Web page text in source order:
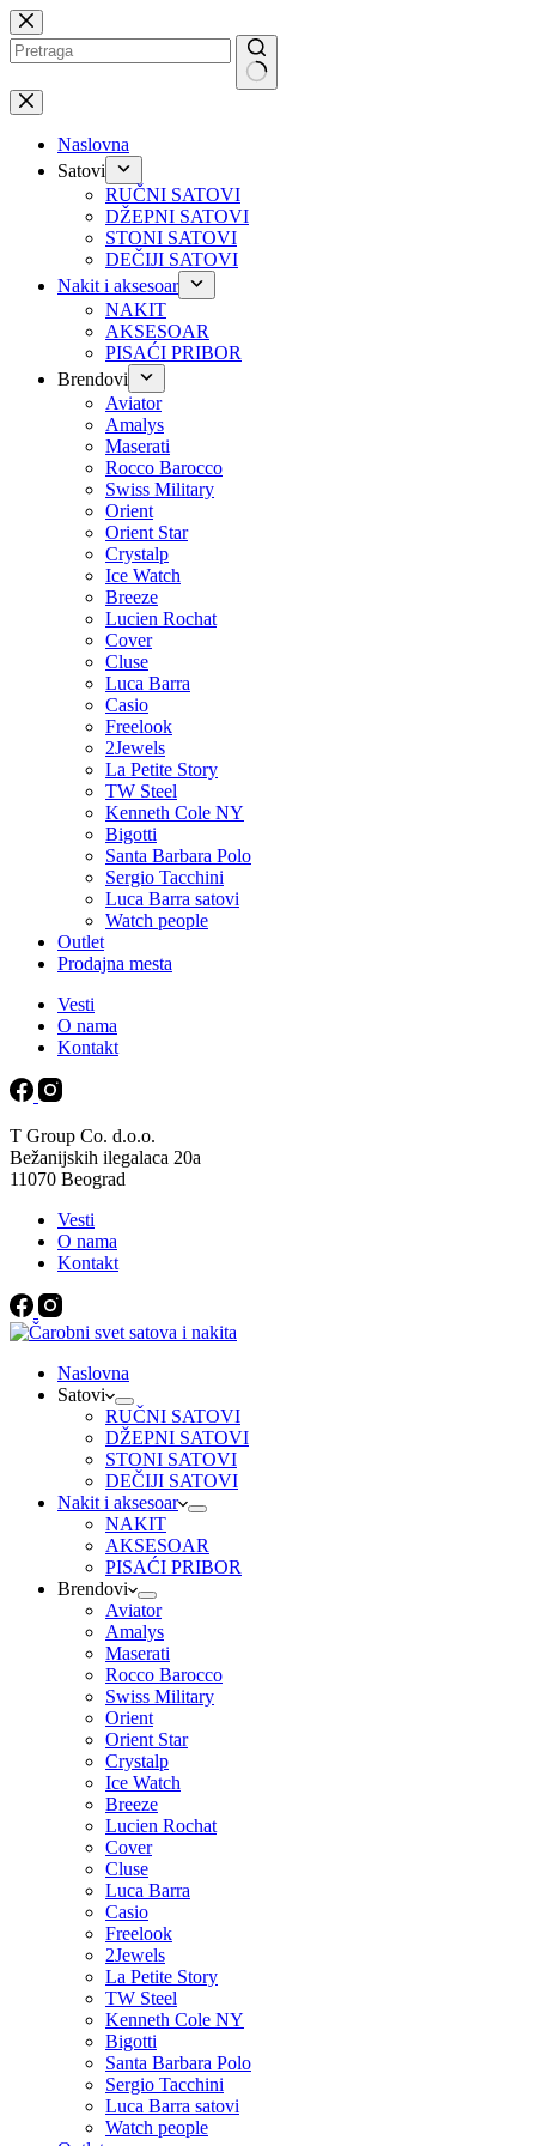
Preskoči
na
No
results
Naslovna
Satovi
RUČNI SATOVI
DŽEPNI SATOVI
STONI SATOVI
DEČIJI SATOVI
Nakit i aksesoar
NAKIT
AKSESOAR
PISAĆI PRIBOR
Brendovi
Aviator
Amalys
Maserati
Rocco Barocco
Swiss Military
Orient
Orient Star
Crystalp
Ice Watch
Breeze
Lucien Rochat
Cover
Cluse
Luca Barra
Casio
Freelook
2Jewels
La Petite Story
TW Steel
Kenneth Cole NY
Bigotti
Santa Barbara Polo
Sergio Tacchini
Luca Barra satovi
Watch people
Outlet
Prodajna mesta
Vesti
O nama
Kontakt
T Group Co. d.o.o.
Bežanijskih ilegalaca 20a
11070 Beograd
Vesti
O nama
Kontakt
Naslovna
Satovi
RUČNI SATOVI
DŽEPNI SATOVI
STONI SATOVI
DEČIJI SATOVI
Nakit i aksesoar
NAKIT
AKSESOAR
PISAĆI PRIBOR
Brendovi
Aviator
Amalys
Maserati
Rocco Barocco
Swiss Military
Orient
Orient Star
Crystalp
Ice Watch
Breeze
Lucien Rochat
Cover
Cluse
Luca Barra
Casio
Freelook
2Jewels
La Petite Story
TW Steel
Kenneth Cole NY
Bigotti
Santa Barbara Polo
Sergio Tacchini
Luca Barra satovi
Watch people